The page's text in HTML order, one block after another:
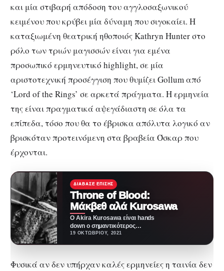
και μία στιβαρή απόδοση του αγγλοσαξωνικού
κειμένου που κρύβει μία δύναμη που σιγοκαίει. Η
καταξιωμένη θεατρική ηθοποιός Kathryn Hunter στο
ρόλο των τριών μαγισσών είναι για εμένα
προσωπικό ερμηνευτικό highlight, σε μία
αριστοτεχνική προσέγγιση που θυμίζει Gollum από
‘Lord of the Rings’ σε αρκετά πράγματα. Η ερμηνεία
της είναι πραγματικά αψεγάδιαστη σε όλα τα
επίπεδα, τόσο που θα το έβρισκα απόλυτα λογικό αν
βρισκόταν προτεινόμενη στα βραβεία Όσκαρ που
έρχονται.
ΔΙΆΒΑΣΕ ΕΠΊΣΗΣ
Throne of Blood:
Μάκβεθ αλά Kurosawa
Ο Akira Kurosawa είναι hands
down ο σημαντικότερος
Ιάπωνας σκηνοθέτης. Το
19 ΟΚΤΩΒΡΊΟΥ, 2021
Φυσικά αν δεν υπήρχαν καλές ερμηνείες η ταινία δεν